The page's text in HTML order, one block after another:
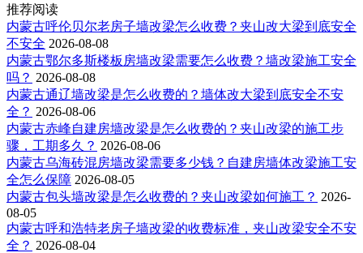
推荐阅读
内蒙古呼伦贝尔老房子墙改梁怎么收费？夹山改大梁到底安全
不安全 2026-08-08
内蒙古鄂尔多斯楼板房墙改梁需要怎么收费？墙改梁施工安全
吗？ 2026-08-08
内蒙古通辽墙改梁是怎么收费的？墙体改大梁到底安全不安
全？ 2026-08-06
内蒙古赤峰自建房墙改梁是怎么收费的？夹山改梁的施工步
骤，工期多久？ 2026-08-06
内蒙古乌海砖混房墙改梁需要多少钱？自建房墙体改梁施工安
全怎么保障 2026-08-05
内蒙古包头墙改梁是怎么收费的？夹山改梁如何施工？ 2026-
08-05
内蒙古呼和浩特老房子墙改梁的收费标准，夹山改梁安全不安
全？ 2026-08-04